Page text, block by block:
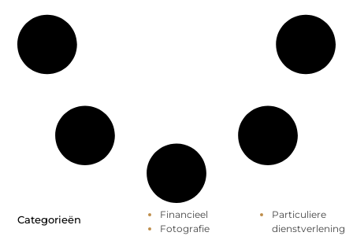
Categorieën
Financieel
Fotografie
Particuliere
dienstverlening